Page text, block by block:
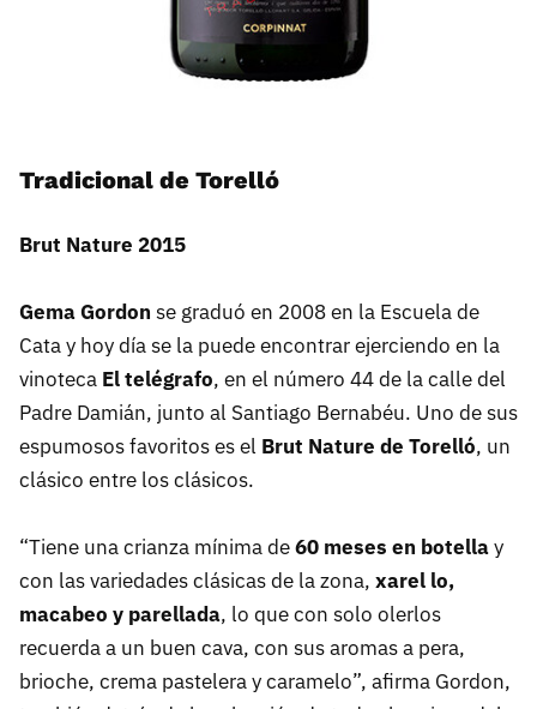
Tradicional de Torelló
Brut Nature 2015
Gema Gordon se graduó en 2008 en la Escuela de
Cata y hoy día se la puede encontrar ejerciendo en la
vinoteca El telégrafo, en el número 44 de la calle del
Padre Damián, junto al Santiago Bernabéu. Uno de sus
espumosos favoritos es el Brut Nature de Torelló, un
clásico entre los clásicos.
“Tiene una crianza mínima de60 meses en botellay
con las variedades clásicas de la zona, xarel lo,
macabeo y parellada, lo que con solo olerlos
recuerda a un buen cava, con sus aromas a pera,
brioche, crema pastelera y caramelo”, afirma Gordon,